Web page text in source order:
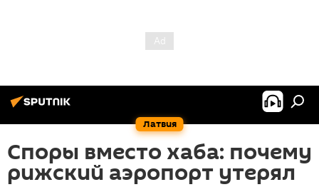
Латвия
Споры вместо хаба: почему
рижский аэропорт утерял